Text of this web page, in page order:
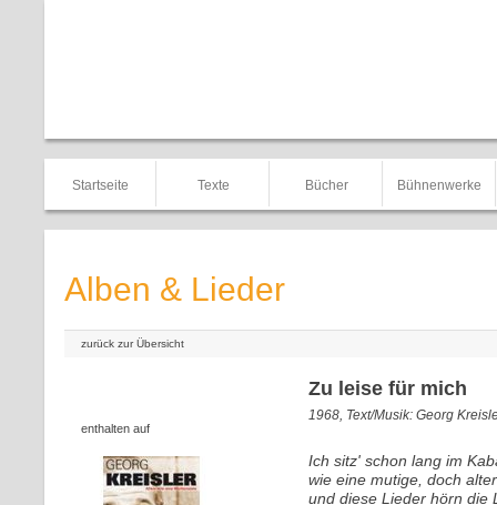
Startseite Texte Bücher Bühnenwerke
Alben & Lieder
zurück zur Übersicht
enthalten auf
Zu leise für mich
1968, Text/Musik: Georg
Ich sitz' schon lang im
wie eine mutige, doch
und diese Lieder hörn die